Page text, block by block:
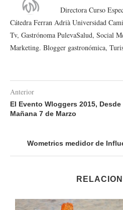
Directora Curso
Cátedra Ferran Adrià Universidad
Tv, Gastrónoma PulevaSalud, Social
Marketing. Blogger gastronómica,
Anterior
El Evento Wloggers 2015,
Mañana 7 de Marzo
Wometrics medidor de